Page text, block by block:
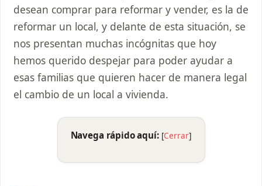
desean comprar para reformar y vender, es la de
reformar un local, y delante de esta situación, se
nos presentan muchas incógnitas que hoy
hemos querido despejar para poder ayudar a
esas familias que quieren hacer de manera legal
el cambio de un local a vivienda.
Navega rápido aquí: [Cerrar]